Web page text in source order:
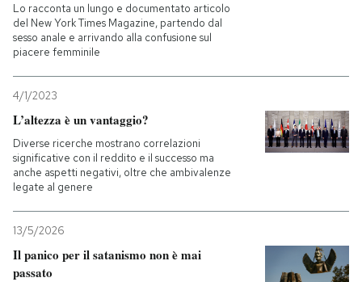
Lo racconta un lungo e documentato articolo
del New York Times Magazine, partendo dal
sesso anale e arrivando alla confusione sul
piacere femminile
4/1/2023
L’altezza è un vantaggio?
Diverse ricerche mostrano correlazioni
significative con il reddito e il successo ma
anche aspetti negativi, oltre che ambivalenze
legate al genere
13/5/2026
Il panico per il satanismo non è mai
passato